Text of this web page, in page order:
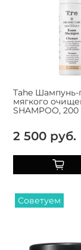
Tahe Шампунь-
мягкого
SHAMPOO,
2 500 руб.
Советуем